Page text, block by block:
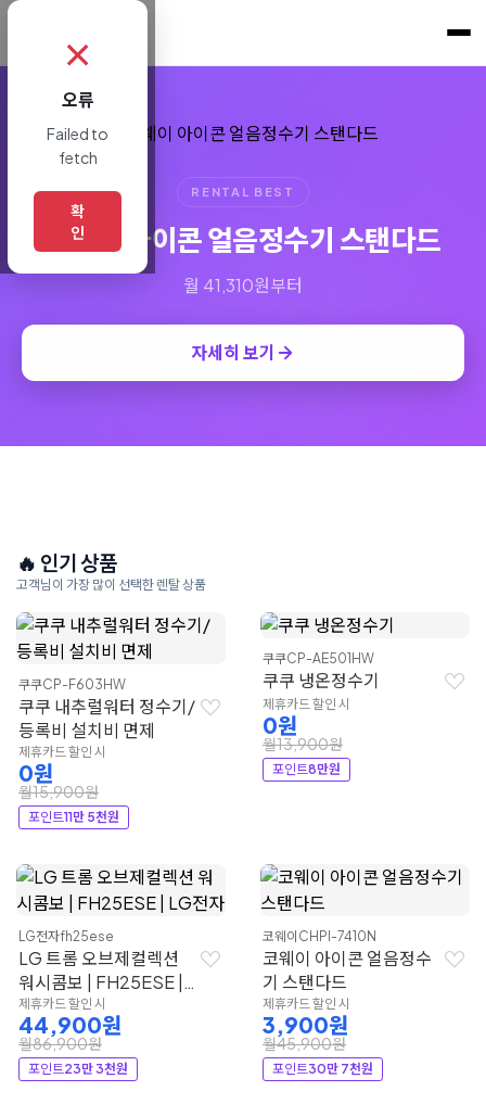
RENTAL BEST
코웨이 아이콘 얼음정수기 스탠다드
월 41,310원부터
자세히 보기
🔥 인기 상품
고객님이 가장 많이 선택한 렌탈 상품
쿠쿠CP-F603HW
쿠쿠 내추럴워터 정수기/
등록비 설치비 면제
제휴카드 할인 시
0원
월15,900원
포인트11만 5천원
쿠쿠CP-AE501HW
쿠쿠 냉온정수기
제휴카드 할인 시
0원
월13,900원
포인트8만원
LG전자fh25ese
LG 트롬 오브제컬렉션
워시콤보 | FH25ESE |
LG전자
제휴카드 할인 시
44,900원
월86,900원
포인트23만 3천원
코웨이 CHPI-7410N
코웨이 아이콘 얼음정수
기 스탠다드
제휴카드 할인 시
3,900원
월45,900원
포인트30만 7천원
✗
오류
Failed to
fetch
확
인